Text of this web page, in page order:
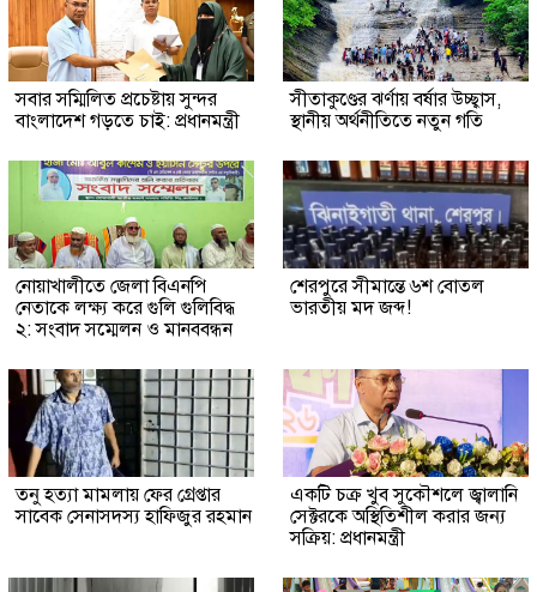
সবার সম্মিলিত প্রচেষ্টায় সুন্দর
বাংলাদেশ গড়তে চাই: প্রধানমন্ত্রী
সীতাকুণ্ডের ঝর্ণায় বর্ষার উচ্ছ্বাস,
স্থানীয় অর্থনীতিতে নতুন গতি
নোয়াখালীতে জেলা বিএনপি
নেতাকে লক্ষ্য করে গুলি গুলিবিদ্ধ
২: সংবাদ সম্মেলন ও মানববন্ধন
শেরপুরে সীমান্তে ৬শ বোতল
ভারতীয় মদ জব্দ!
তনু হত্যা মামলায় ফের গ্রেপ্তার
সাবেক সেনাসদস্য হাফিজুর রহমান
একটি চক্র খুব সুকৌশলে জ্বালানি
সেক্টরকে অস্থিতিশীল করার জন্য
সক্রিয়: প্রধানমন্ত্রী